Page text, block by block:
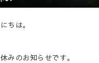
ちは。
みのお知らせです。